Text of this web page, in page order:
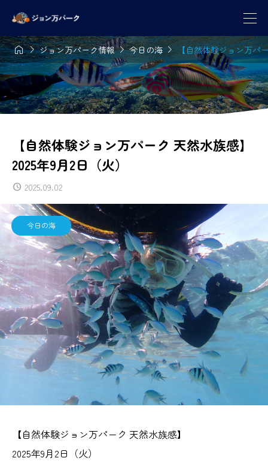
ジョン万パーク情報今日の海【自然体験ジョン万パ
【自然体験ジョン万パーク 天然水族感】
2025年9月2日（火）
2025.09.02
今日の海
【自然体験ジョン万パーク 天然水族感】
2025年9月2日（火）